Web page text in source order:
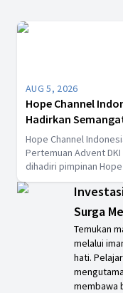
AUG 5, 2026
Hope Channel
Hadirkan
Menginspirasi
Hope Channel
Pertemuan Advent
dihadiri pimpinan
Advent se-Indonesia
tayangan yang
Surga
Temukan
melalui
hati.
membawa